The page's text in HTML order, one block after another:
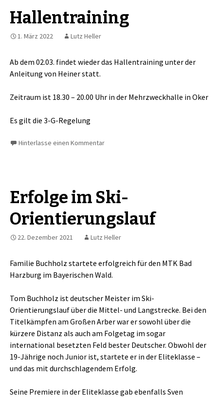
Hallentraining
1. März 2022 Lutz Heller
Ab dem 02.03. findet wieder das Hallentraining unter der
Anleitung von Heiner statt.
Zeitraum ist 18.30 – 20.00 Uhr in der Mehrzweckhalle in Oker
Es gilt die 3-G-Regelung
Hinterlasse einen Kommentar
Erfolge im Ski-
Orientierungslauf
22. Dezember 2021 Lutz Heller
Familie Buchholz startete erfolgreich für den MTK Bad
Harzburg im Bayerischen Wald.
Tom Buchholz ist deutscher Meister im Ski-
Orientierungslauf über die Mittel- und Langstrecke. Bei den
Titelkämpfen am Großen Arber war er sowohl über die
kürzere Distanz als auch am Folgetag im sogar
international besetzten Feld bester Deutscher. Obwohl der
19-Jährige noch Junior ist, startete er in der Eliteklasse –
und das mit durchschlagendem Erfolg.
Seine Premiere in der Eliteklasse gab ebenfalls Sven